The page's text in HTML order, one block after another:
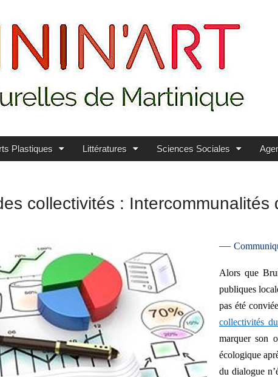
Plastiques Littératures Sciences Sociales
collectivités :
—
Alors que
publiques
pas été
collectivités
marquer son
écologique
du dialogue